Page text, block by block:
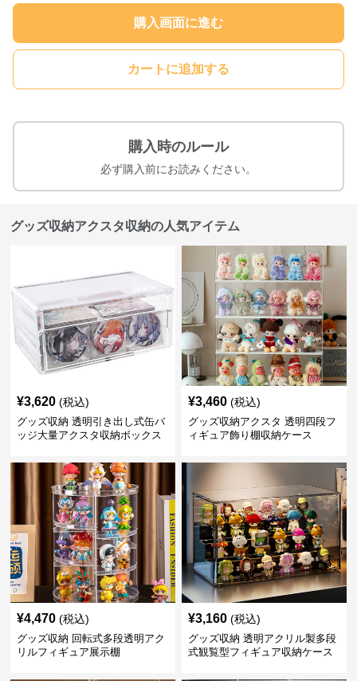
購入画面に進む
カートに追加する
購入時のルール
必ず購入前にお読みください。
グッズ収納アクスタ収納の人気アイテム
¥3,620 (税込)
グッズ収納 透明引き出し式缶バ
ッジ大量アクスタ収納ボックス
¥3,460 (税込)
グッズ収納アクスタ 透明四段フ
ィギュア飾り棚収納ケース
¥4,470 (税込)
グッズ収納 回転式多段透明アク
リルフィギュア展示棚
¥3,160 (税込)
グッズ収納 透明アクリル製多段
式観覧型フィギュア収納ケース